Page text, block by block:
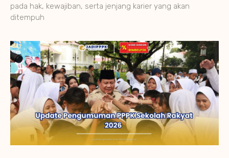
pada hak, kewajiban, serta jenjang karier yang akan
ditempuh